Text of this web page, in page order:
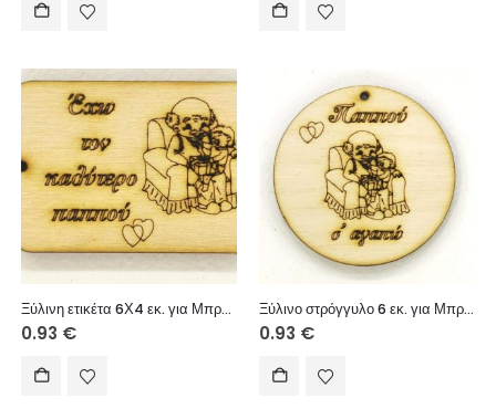
Ξύλινη ετικέτα 6Χ4 εκ. για Μπρελόκ (Έχω τον καλύτερο παππού αγόρι)
0.93 €
Ξύλινο στρόγγυλο 6 εκ. για Μπρελόκ (Παππού σ’ αγαπώ αγόρι)
0.93 €